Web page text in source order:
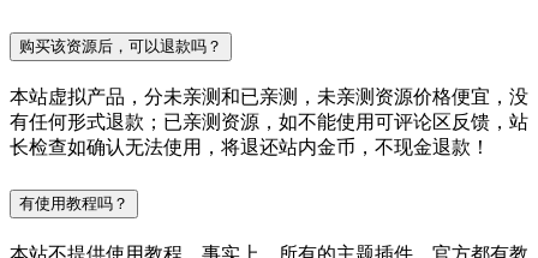
购买该资源后，可以退款吗？
本站虚拟产品，分未亲测和已亲测，未亲测资源价格便宜，没
有任何形式退款；已亲测资源，如不能使用可评论区反馈，站
长检查如确认无法使用，将退还站内金币，不现金退款！
有使用教程吗？